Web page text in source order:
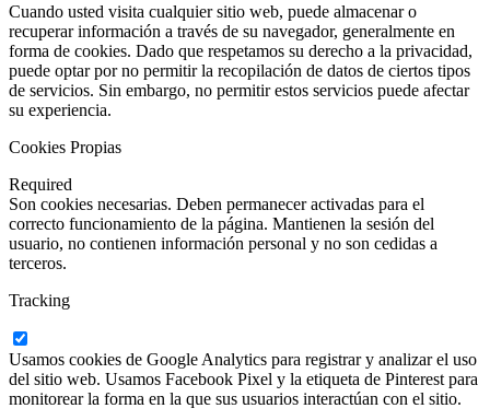
Cuando usted visita cualquier sitio web, puede almacenar o
recuperar información a través de su navegador, generalmente en
forma de cookies. Dado que respetamos su derecho a la privacidad,
puede optar por no permitir la recopilación de datos de ciertos tipos
de servicios. Sin embargo, no permitir estos servicios puede afectar
su experiencia.
Cookies Propias
Required
Son cookies necesarias. Deben permanecer activadas para el
correcto funcionamiento de la página. Mantienen la sesión del
usuario, no contienen información personal y no son cedidas a
terceros.
Tracking
Usamos cookies de Google Analytics para registrar y analizar el uso
del sitio web. Usamos Facebook Pixel y la etiqueta de Pinterest para
monitorear la forma en la que sus usuarios interactúan con el sitio.